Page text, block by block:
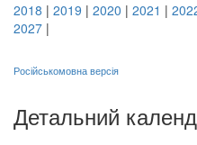
2018 | 2019 | 2020 | 2021 |
2027 |
Російськомовна версія
Детальний